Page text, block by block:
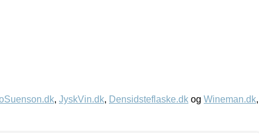
, JyskVin.dk, Densidsteflaske.dk og Wineman.dk,